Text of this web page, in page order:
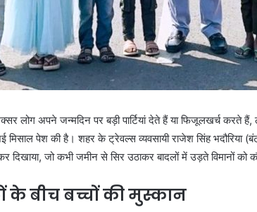
लोग अपने जन्मदिन पर बड़ी पार्टियां देते हैं या फिजूलखर्च करते
मिसाल पेश की है। शहर के ट्रेवल्स व्यवसायी राजेश सिंह भदौरिया
दिखाया, जो कभी जमीन से सिर उठाकर बादलों में उड़ते विमानों
के बीच बच्चों की मुस्कान